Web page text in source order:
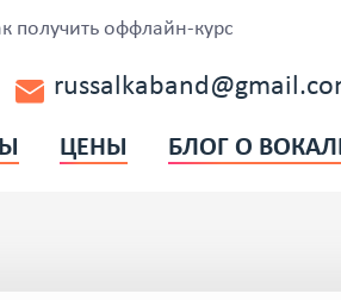
получить оффлайн-курс
ЦЕНЫ БЛОГ О
ВИДЕОБЛОГ